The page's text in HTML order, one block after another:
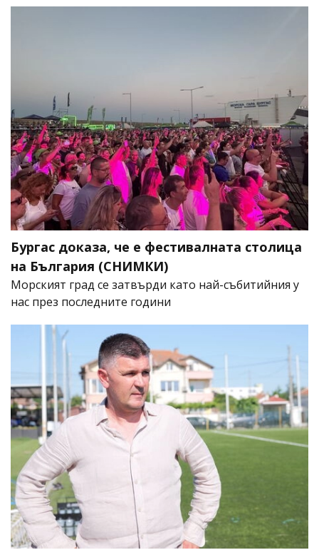
Бургас доказа, че е фестивалната столица
на България (СНИМКИ)
Морският град се затвърди като най-събитийния у
нас през последните години